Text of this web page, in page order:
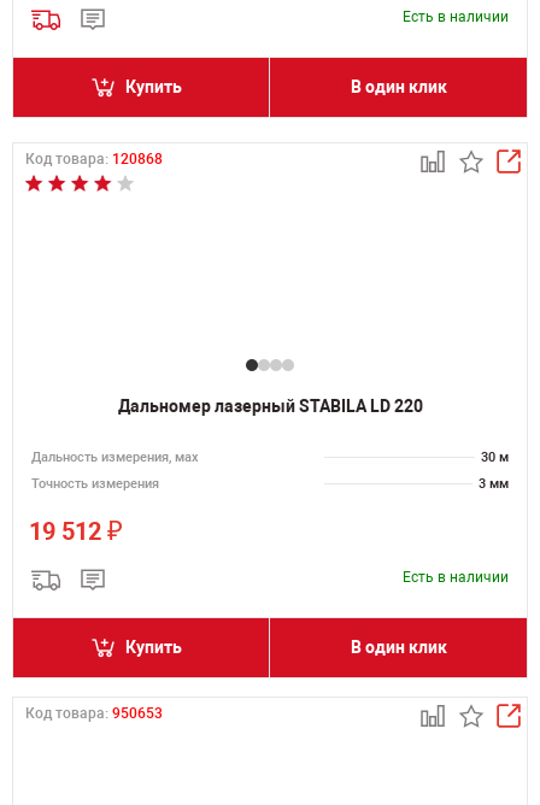
Есть в наличии
Купить В один клик
Код товара: 120868
Дальномер лазерный STABILA LD 220
Дальность измерения, мах
30 м
Точность измерения
3 мм
19 512 ₽
Есть в наличии
Купить В один клик
Код товара: 950653